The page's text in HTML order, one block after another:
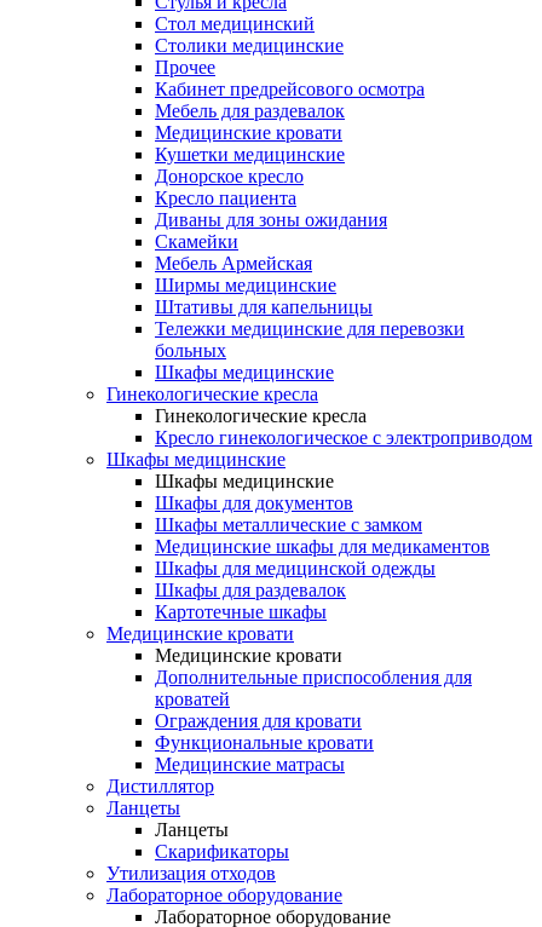
Стол медицинский
Столики медицинские
Прочее
Кабинет предрейсового осмотра
Мебель для раздевалок
Медицинские кровати
Кушетки медицинские
Донорское кресло
Кресло пациента
Диваны для зоны ожидания
Скамейки
Мебель Армейская
Ширмы медицинские
Штативы для капельницы
Тележки медицинские для перевозки
больных
Шкафы медицинские
Гинекологические кресла
Гинекологические кресла
Кресло гинекологическое с электроприводом
Шкафы медицинские
Шкафы медицинские
Шкафы для документов
Шкафы металлические с замком
Медицинские шкафы для медикаментов
Шкафы для медицинской одежды
Шкафы для раздевалок
Картотечные шкафы
Медицинские кровати
Медицинские кровати
Дополнительные приспособления для
кроватей
Ограждения для кровати
Функциональные кровати
Медицинские матрасы
Дистиллятор
Ланцеты
Ланцеты
Скарификаторы
Утилизация отходов
Лабораторное оборудование
Лабораторное оборудование